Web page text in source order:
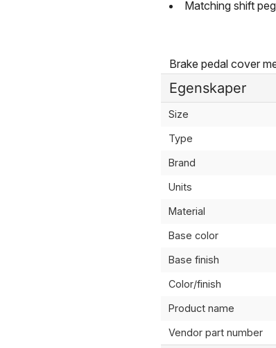
Matching shift
Brake pedal cover
Egenskaper
Size
Type
Brand
Units
Material
Base color
Base finish
Color/finish
Product name
Vendor part number